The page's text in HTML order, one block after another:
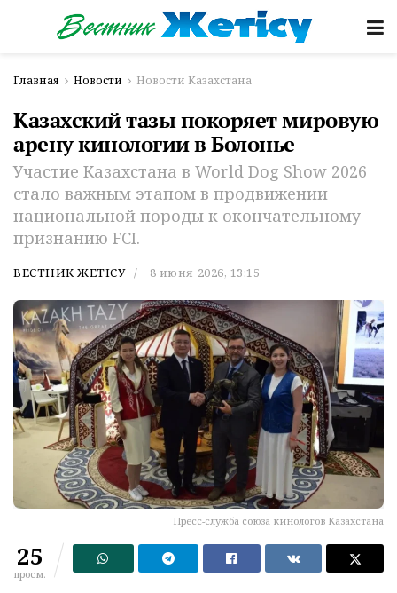
Главная Новости Новости Казахстана
Казахский тазы покоряет мировую
арену кинологии в Болонье
Участие Казахстана в World Dog Show 2026
стало важным этапом в продвижении
национальной породы к окончательному
признанию FCI.
ВЕСТНИК ЖЕТІСУ 8 июня 2026, 13:15
Пресс-служба союза кинологов Казахстана
25
просм.